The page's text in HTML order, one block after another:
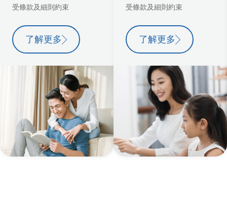
受條款及細則約束
了解更多
受條款及細則約束
了解更多